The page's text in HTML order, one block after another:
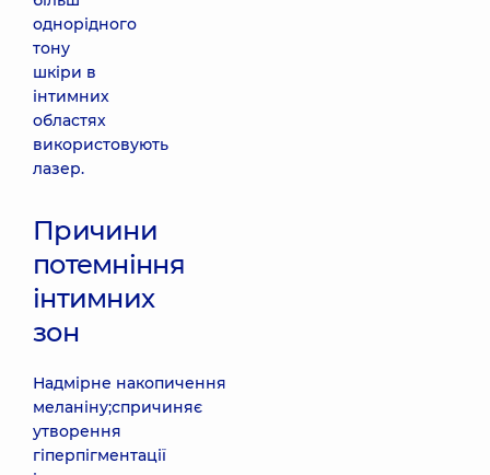
однорідного
тону
шкіри в
інтимних
областях
використовують
лазер.
Причини
потемніння
інтимних
зон
Надмірне накопичення
меланіну;спричиняє
утворення
гіперпігментації